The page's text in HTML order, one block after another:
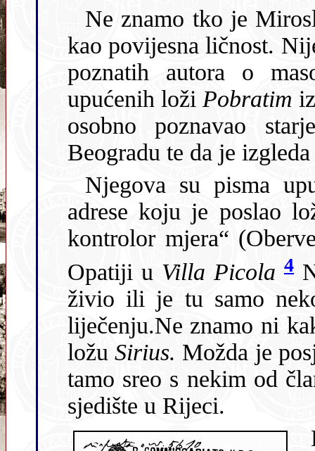
Ne znamo tko je
kao povijesna ličnost. Nije na popisu masona ni kod jednog od
poznatih autora o masonstvu, ali je iz njegovih pisama
upućenih loži Pobratim iz
osobno poznavao
Beogradu te da je
Njegova su pisma
adrese koju je poslao
kontrolor mjera“ (ObervermessungsKontroleur) i stanovao u
Opatiji u Villa Picola 4
živio ili je tu samo
liječenju.Ne znamo ni kako je bio pozvan na svečani prijam u
ložu Sirius. Možda
sjedište u Rijeci.